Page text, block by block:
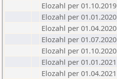
Elozahl per 01.10.2019
Elozahl per 01.01.2020
Elozahl per 01.04.2020
Elozahl per 01.07.2020
Elozahl per 01.10.2020
Elozahl per 01.01.2021
Elozahl per 01.04.2021